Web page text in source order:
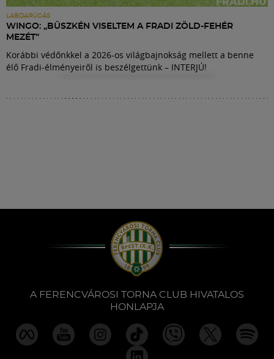
LABDARÚGÁS
WINGO: „BÜSZKÉN VISELTEM A FRADI ZÖLD-FEHÉR
MEZÉT”
Korábbi védőnkkel a 2026-os világbajnokság mellett a benne
élő Fradi-élményeiről is beszélgettünk – INTERJÚ!
A FERENCVÁROSI TORNA CLUB HIVATALOS
HONLAPJA
Shop